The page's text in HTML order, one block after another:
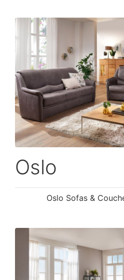
Oslo
Oslo Sofas &